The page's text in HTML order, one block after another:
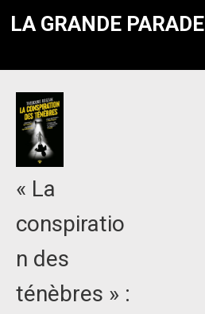
LA GRANDE PARADE
« La
conspiratio
n des
ténèbres » :